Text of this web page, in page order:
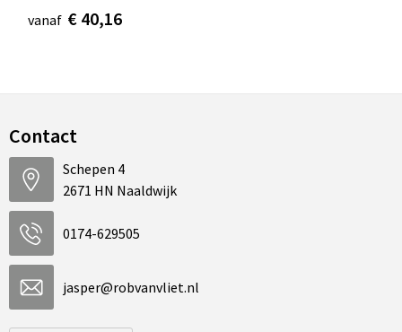
vanaf € 40,16
Contact
Schepen 4
2671 HN Naaldwijk
0174-629505
jasper@robvanvliet.nl